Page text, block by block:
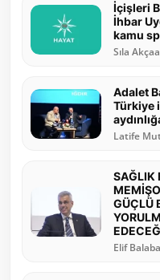
İçişleri
İhbar
kamu
Sıla
Adalet
Türkiye
Latife
SAĞLIK
GÜÇLÜ
Elif